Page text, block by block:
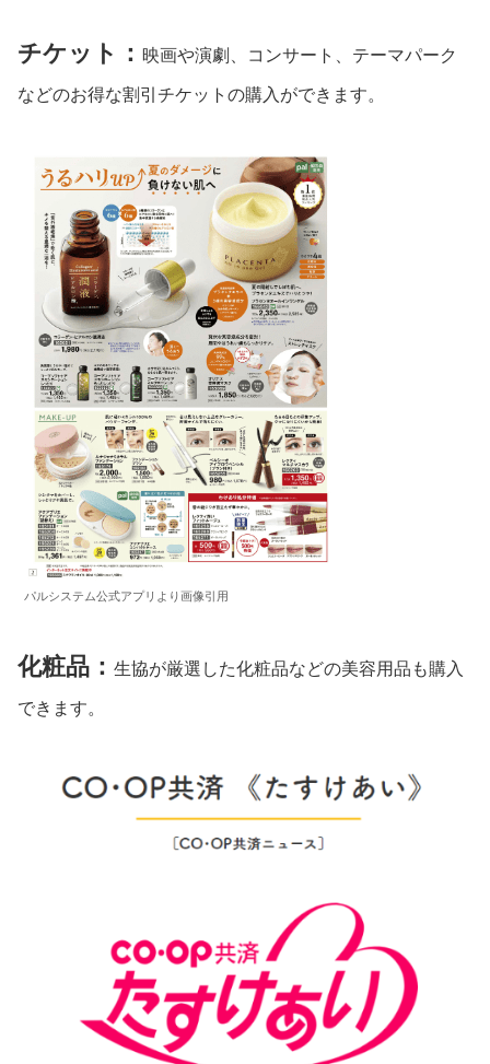
チケット： 映画や演劇、コンサート、テーマパーク
などのお得な割引チケットの購入ができます。
パルシステム公式アプリより画像引用
化粧品： 生協が厳選した化粧品などの美容用品も購入
できます。